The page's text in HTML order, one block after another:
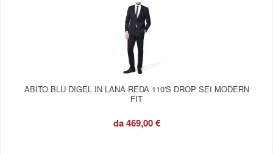
ABITO BLU DIGEL IN LANA REDA 110'S DROP SEI MODERN
FIT
da469,00 €